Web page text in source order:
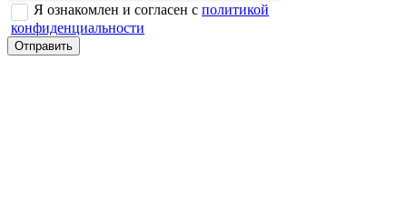
Я ознакомлен и согласен с политикой
конфиденциальности